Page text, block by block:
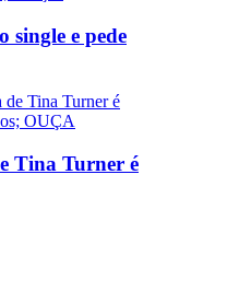
single e pede
Tina Turner é